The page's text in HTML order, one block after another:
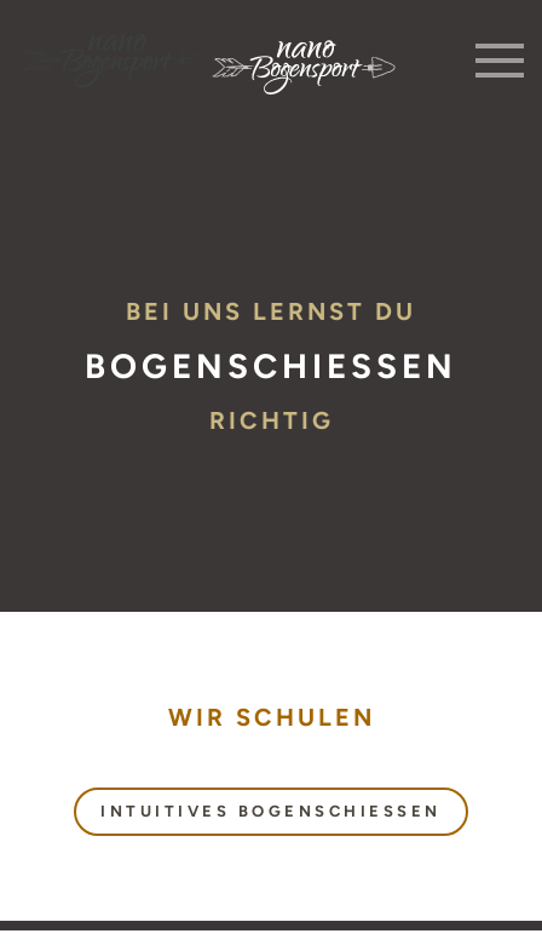
Skip to main content
BEI UNS LERNST DU
BOGENSCHIESSEN
RICHTIG
WIR SCHULEN
INTUITIVES BOGENSCHIESSEN